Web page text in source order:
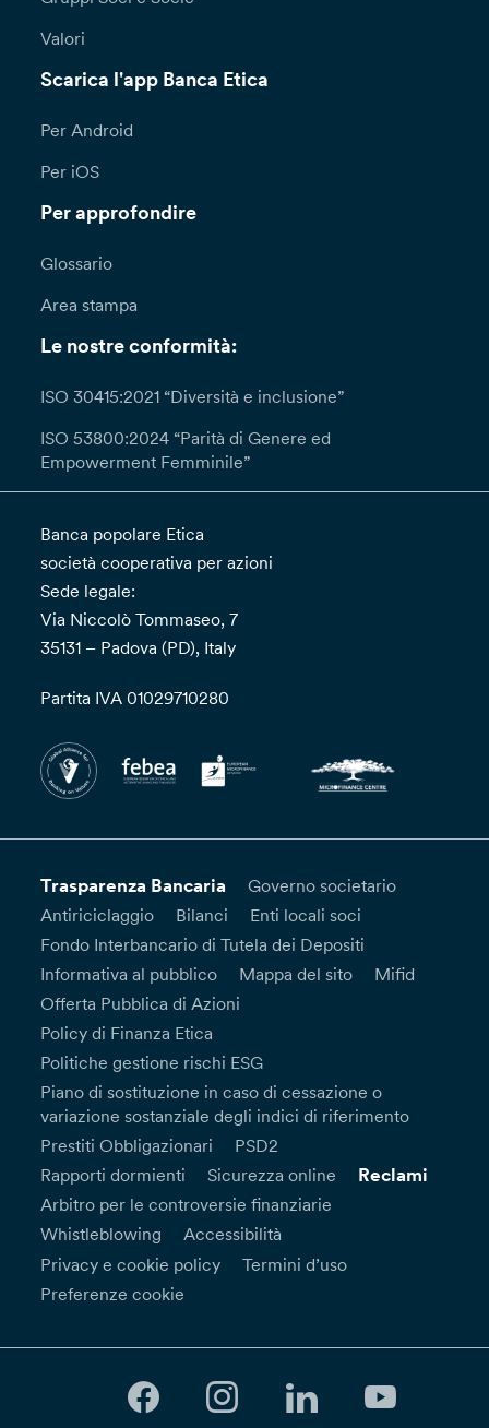
Valori
Scarica l'app Banca Etica
Per Android
Per iOS
Per approfondire
Glossario
Area stampa
Le nostre conformità:
ISO 30415:2021 “Diversità e inclusione”
ISO 53800:2024 “Parità di Genere ed
Empowerment Femminile”
Banca popolare Etica
società cooperativa per azioni
Sede legale:
Via Niccolò Tommaseo, 7
35131 – Padova (PD), Italy
Partita IVA 01029710280
Trasparenza Bancaria
Governo societario
Antiriciclaggio
Bilanci
Enti locali soci
Fondo Interbancario di Tutela dei Depositi
Informativa al pubblico
Mappa del sito
Mifid
Offerta Pubblica di Azioni
Policy di Finanza Etica
Politiche gestione rischi ESG
Piano di sostituzione in caso di cessazione o
variazione sostanziale degli indici di riferimento
Prestiti Obbligazionari
PSD2
Rapporti dormienti
Sicurezza online Reclami
Arbitro per le controversie finanziarie
Whistleblowing
Accessibilità
Privacy e cookie policy
Termini d’uso
Preferenze cookie